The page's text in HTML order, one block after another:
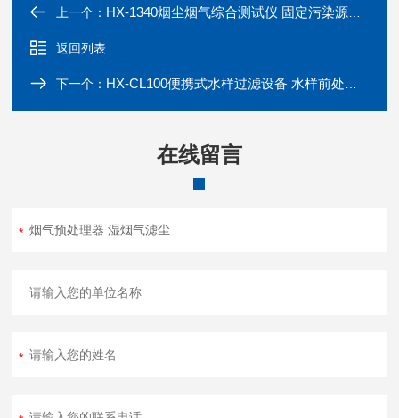
上一个： HX-1340烟尘烟气综合测试仪 固定污染源颗粒物检测
返回列表
下一个： HX-CL100便携式水样过滤设备 水样前处理装置
在线留言